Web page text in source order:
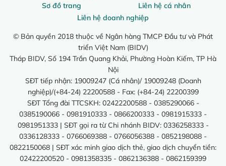
Sơ đồ trang
Liên hệ cá nhân
Liên hệ doanh nghiệp
© Bản quyền 2018 thuộc về Ngân hàng TMCP Đầu tư và Phát
triển Việt Nam (BIDV)
Tháp BIDV, Số 194 Trần Quang Khải, Phường Hoàn Kiếm, TP Hà
Nội
SĐT tiếp nhận: 19009247 (Cá nhân)/ 19009248 (Doanh
nghiệp)/(+84-24) 22200588 - Fax: (+84-24) 22200399
SĐT Tổng đài TTCSKH: 02422200588 - 0385290066 -
0385190066 - 0981910333 - 0866200333 - 0981915333 -
0981951333 | SĐT gọi ra từ Chi nhánh BIDV: 0336258333 -
0336128333 - 0766069388 - 0766056388 - 0852198088 -
0822150068 | SĐT xác minh giao dịch thẻ, giao dịch chuyển tiền:
02422200520 - 0981358335 - 0862136388 - 0862159399